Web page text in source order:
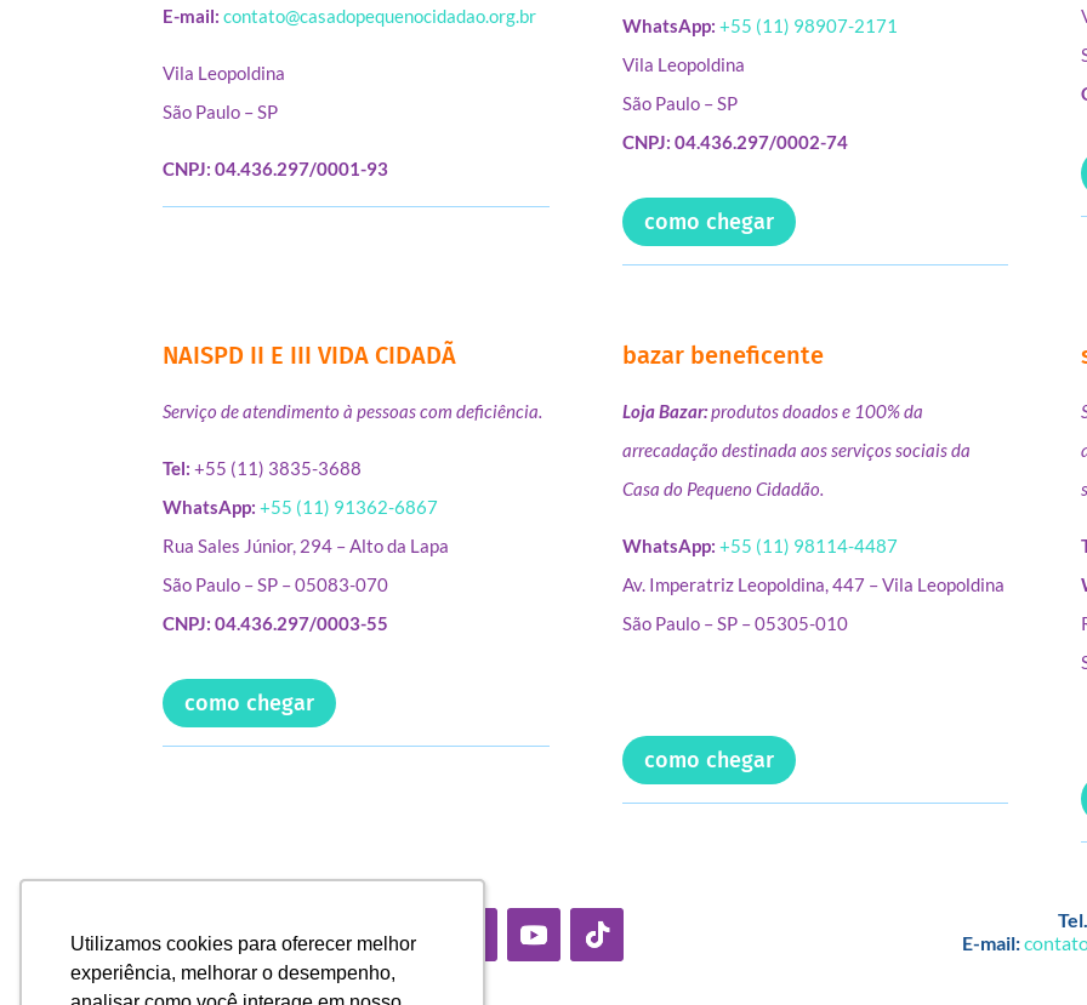
Utilizamos cookies para oferecer melhor
experiência, melhorar o desempenho,
Utilizamos cookies para oferecer melhor
experiência, melhorar o desempenho,
E-mail: contato@casadopequenocidadao.org.br
Vila Leopoldina
São Paulo – SP
CNPJ: 04.436.297/0001-93
WhatsApp: +55 (11) 98907-2171
Vila Leopoldina
São Paulo – SP
CNPJ: 04.436.297/0002-74
como chegar
NAISPD II E III VIDA CIDADÃ
Serviço de atendimento à pessoas com deficiência.
Tel: +55 (11) 3835-3688
WhatsApp:+55 (11) 91362-6867
Rua Sales Júnior, 294 – Alto da Lapa
São Paulo – SP – 05083-070
CNPJ: 04.436.297/0003-55
como chegar
bazar beneficente
Loja Bazar:produtos doados e 100% da
arrecadação destinada aos serviços sociais da
Casa do Pequeno Cidadão.
WhatsApp: +55 (11) 98114-4487
Av. Imperatriz Leopoldina, 447 – Vila Leopoldina
São Paulo – SP – 05305-010
como chegar
E-mail: